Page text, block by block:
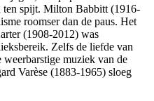
ten spijt. Milton Babbitt (1916-
roomser dan de paus. Het
(1908-2012) was
Zelfs de liefde van
muziek van de
Varèse (1883-1965) sloeg